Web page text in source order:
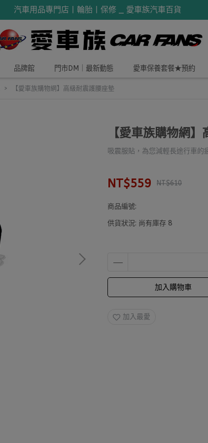
汽車用品專門店丨輪胎丨保修 _ 愛車族汽車百貨
品牌館 門市DM｜最新動態 愛車保養套餐★預約
【愛車族購物網】高級耐震護腰座墊
【愛車族購物網
吸震服貼，為您減輕長途行車的
NT$559 NT$610
商品編號:
供貨狀況: 尚有庫存 8
加入購物車
加入最愛